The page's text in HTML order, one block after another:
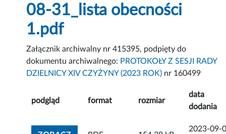
08-31_lista obecności
1.pdf
Załącznik archiwalny nr 415395, podpięty do
dokumentu archiwalnego: PROTOKOŁY Z SESJI RADY
DZIELNICY XIV CZYŻYNY (2023 ROK) nr 160499
podgląd format rozmiar
data
dodania
2023-09-